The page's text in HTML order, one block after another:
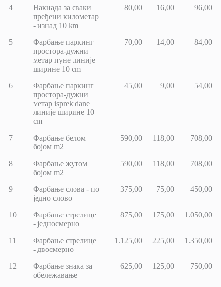
4
Накнада за сваки
пређени километар
- изнад 10 km
80,00 16,00 96,00
5
Фарбање паркинг
простора-дужни
метар пуне линије
ширине 10 cm
70,00 14,00 84,00
6
Фарбање паркинг
простора-дужни
метар isprekidane
линије ширине 10
cm
45,00 9,00 54,00
7
Фарбање белом
бојом m2
590,00 118,00 708,00
8
Фарбање жутом
бојом m2
590,00 118,00 708,00
9
Фарбање слова - по
једно слово
375,00 75,00 450,00
10
Фарбање стрелице
- једносмерно
875,00 175,00 1.050,00
11
Фарбање стрелице
- двосмерно
1.125,00 225,00 1.350,00
12
Фарбање знака за
обележавање
625,00 125,00 750,00